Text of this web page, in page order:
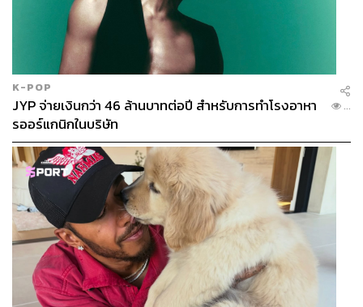
THE STANDARD TEAM
กองบรรณาธิการ THE STANDARD
K-POP
JYP จ่ายเงินกว่า 46 ล้านบาทต่อปี สำหรับการทำโรงอาหา
รออร์แกนิกในบริษัท
...